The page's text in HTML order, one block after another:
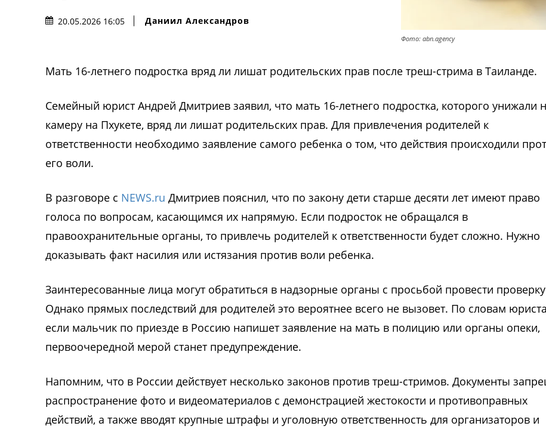
20.05.2026 16:05 Даниил Александров
Фото: abn.agency
Мать 16-летнего подростка вряд ли лишат родительских прав после треш-стрима в Таиланде.
Семейный юрист Андрей Дмитриев заявил, что мать 16-летнего подростка, которого унижали
камеру на Пхукете, вряд ли лишат родительских прав. Для привлечения родителей к
ответственности необходимо заявление самого ребенка о том, что действия происходили
его воли.
В разговоре с NEWS.ru Дмитриев пояснил, что по закону дети старше десяти лет имеют право
голоса по вопросам, касающимся их напрямую. Если подросток не обращался в
правоохранительные органы, то привлечь родителей к ответственности будет сложно. Нужно
доказывать факт насилия или истязания против воли ребенка.
Заинтересованные лица могут обратиться в надзорные органы с просьбой провести
Однако прямых последствий для родителей это вероятнее всего не вызовет. По словам
если мальчик по приезде в Россию напишет заявление на мать в полицию или органы опеки,
первоочередной мерой станет предупреждение.
Напомним, что в России действует несколько законов против треш-стримов. Документы
распространение фото и видеоматериалов с демонстрацией жестокости и противоправных
действий, а также вводят крупные штрафы и уголовную ответственность для организаторов и